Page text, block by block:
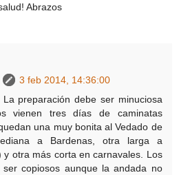
Abrazos
3 feb 2014, 14:36:00
preparación debe ser minuciosa
vienen tres días de caminatas
una muy bonita al Vedado de
a Bardenas, otra larga a
y otra más corta en carnavales. Los
ser copiosos aunque la andada no